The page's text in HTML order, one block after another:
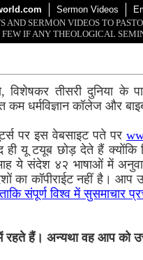
Sermon Videos
SERMON VIDEOS TO
IF ANY THEOLOGICAL
तीसरी दुनिया के
धर्मविज्ञान कॉलेज और
पर इस वेबसाइट पते पर
यू टयूब छोड़ देते हैं क्योंकि
ये संदेश ४२ भाषाओं में
का कॉपीराईट नहीं है। आप
संपूर्ण विश्व में सुसमाचार
हैं। अन्यथा वह आप को